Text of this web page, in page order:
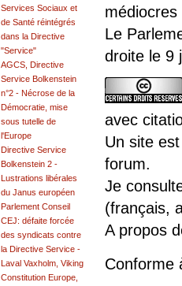
Le
droite le 9
avec
Un site
forum.
Je
(français,
A propos
Conforme
Services Sociaux et
de Santé réintégrés
dans la Directive
"Service"
AGCS, Directive
Service Bolkenstein
n°2 - Nécrose de la
Démocratie, mise
sous tutelle de
l'Europe
Directive Service
Bolkenstein 2 -
Lustrations libérales
du Janus européen
Parlement Conseil
CEJ: défaite forcée
des syndicats contre
la Directive Service -
Laval Vaxholm, Viking
Constitution Europe,